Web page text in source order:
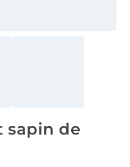
sapin de